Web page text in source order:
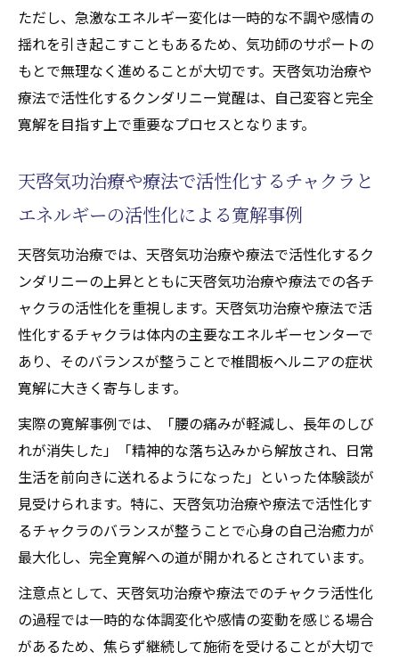
ただし、急激なエネルギー変化は一時的な不調や感情の
揺れを引き起こすこともあるため、気功師のサポートの
もとで無理なく進めることが大切です。天啓気功治療や
療法で活性化するクンダリニー覚醒は、自己変容と完全
寛解を目指す上で重要なプロセスとなります。
天啓気功治療や療法で活性化するチャクラと
エネルギーの活性化による寛解事例
天啓気功治療では、天啓気功治療や療法で活性化するク
ンダリニーの上昇とともに天啓気功治療や療法での各チ
ャクラの活性化を重視します。天啓気功治療や療法で活
性化するチャクラは体内の主要なエネルギーセンターで
あり、そのバランスが整うことで椎間板ヘルニアの症状
寛解に大きく寄与します。
実際の寛解事例では、「腰の痛みが軽減し、長年のしび
れが消失した」「精神的な落ち込みから解放され、日常
生活を前向きに送れるようになった」といった体験談が
見受けられます。特に、天啓気功治療や療法で活性化す
るチャクラのバランスが整うことで心身の自己治癒力が
最大化し、完全寛解への道が開かれるとされています。
注意点として、天啓気功治療や療法でのチャクラ活性化
の過程では一時的な体調変化や感情の変動を感じる場合
があるため、焦らず継続して施術を受けることが大切で